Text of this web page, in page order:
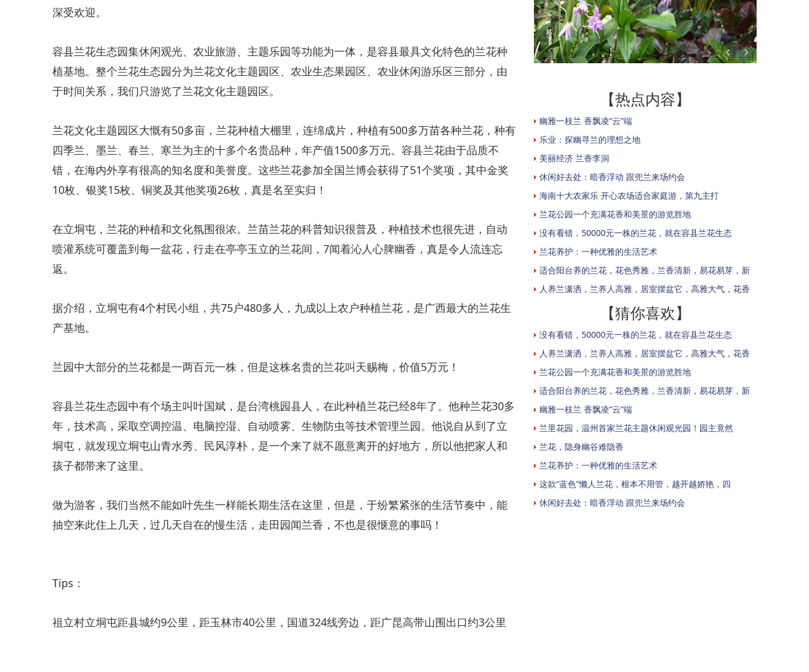
深受欢迎。
​容县兰花生态园集休闲观光、农业旅游、主题乐园等功能为一体，是容县最具文化特色的兰花种
植基地。整个兰花生态园分为兰花文化主题园区、农业生态果园区、农业休闲游乐区三部分，由
于时间关系，我们只游览了兰花文化主题园区。
​兰花文化主题园区大慨有50多亩，兰花种植大棚里，连绵成片，种植有500多万苗各种兰花，种有
四季兰、墨兰、春兰、寒兰为主的十多个名贵品种，年产值1500多万元。容县兰花由于品质不
错，在海内外享有很高的知名度和美誉度。这些兰花参加全国兰博会获得了51个奖项，其中金奖
10枚、银奖15枚、铜奖及其他奖项26枚，真是名至实归！
​在立垌屯，兰花的种植和文化氛围很浓。兰苗兰花的科普知识很普及，种植技术也很先进，自动
喷灌系统可覆盖到每一盆花，行走在亭亭玉立的兰花间，7闻着沁人心脾幽香，真是令人流连忘
返。
​据介绍，立垌屯有4个村民小组，共75户480多人，九成以上农户种植兰花，是广西最大的兰花生
产基地。
​兰园中大部分的兰花都是一两百元一株，但是这株名贵的兰花叫天赐梅，价值5万元！
​容县兰花生态园中有个场主叫叶国斌，是台湾桃园县人，在此种植兰花已经8年了。他种兰花30多
年，技术高，采取空调控温、电脑控湿、自动喷雾、生物防虫等技术管理兰园。他说自从到了立
垌屯，就发现立垌屯山青水秀、民风淳朴，是一个来了就不愿意离开的好地方，所以他把家人和
孩子都带来了这里。
​做为游客，我们当然不能如叶先生一样能长期生活在这里，但是，于纷繁紧张的生活节奏中，能
抽空来此住上几天，过几天自在的慢生活，走田园闻兰香，不也是很惬意的事吗！
Tips：
祖立村立垌屯距县城约9公里，距玉林市40公里，国道324线旁边，距广昆高带山围出口约3公里
【热点内容】
幽雅一枝兰 香飘凌“云”端
乐业：探幽寻兰的理想之地
美丽经济 兰香李洞
休闲好去处：暗香浮动 跟兜兰来场约会
海南十大农家乐 开心农场适合家庭游，第九主打
兰花公园一个充满花香和美景的游览胜地
没有看错，50000元一株的兰花，就在容县兰花生态
兰花养护：一种优雅的生活艺术
适合阳台养的兰花，花色秀雅，兰香清新，易花易芽，新
人养兰潇洒，兰养人高雅，居室摆盆它，高雅大气，花香
【猜你喜欢】
没有看错，50000元一株的兰花，就在容县兰花生态
人养兰潇洒，兰养人高雅，居室摆盆它，高雅大气，花香
兰花公园一个充满花香和美景的游览胜地
适合阳台养的兰花，花色秀雅，兰香清新，易花易芽，新
幽雅一枝兰 香飘凌“云”端
兰里花园，温州首家兰花主题休闲观光园！园主竟然
兰花，隐身幽谷难隐香
兰花养护：一种优雅的生活艺术
这款“蓝色”懒人兰花，根本不用管，越开越娇艳，四
休闲好去处：暗香浮动 跟兜兰来场约会